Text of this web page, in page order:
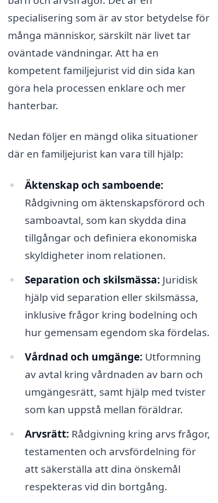
specialisering som är av stor betydelse för
många människor, särskilt när livet tar
oväntade vändningar. Att ha en
kompetent familjejurist vid din sida kan
göra hela processen enklare och mer
hanterbar.
Nedan följer en mängd olika situationer
där en familjejurist kan vara till hjälp:
Äktenskap och samboende:
Rådgivning om äktenskapsförord och
samboavtal, som kan skydda dina
tillgångar och definiera ekonomiska
skyldigheter inom relationen.
Separation och skilsmässa: Juridisk
hjälp vid separation eller skilsmässa,
inklusive frågor kring bodelning och
hur gemensam egendom ska fördelas.
Vårdnad och umgänge: Utformning
av avtal kring vårdnaden av barn och
umgängesrätt, samt hjälp med tvister
som kan uppstå mellan föräldrar.
Arvsrätt: Rådgivning kring arvs frågor,
testamenten och arvsfördelning för
att säkerställa att dina önskemål
respekteras vid din bortgång.